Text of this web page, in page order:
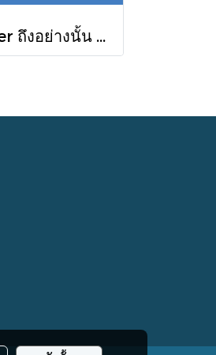
Pre-order ถึงอย่างนั้น รวมเรื่องสั้น / ภู่มณี ศิริพรไพบูลย์ / สำนักพิมพ์ตำหนัก